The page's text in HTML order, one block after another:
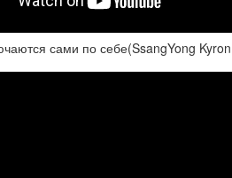
сами по себе(SsangYong